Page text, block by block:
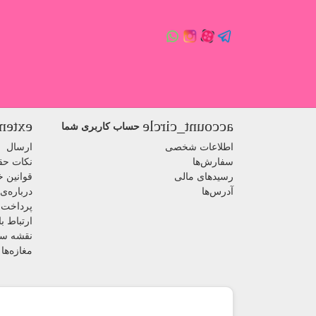
account_circle حساب کاربری شما
اطلاعات شخصی
سفارش‌ها
رسیدهای مالی
آدرس‌ها
ارسال
نکات
قوانین
ارتباط
نقشه
مغازه‌ها